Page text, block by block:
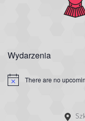
Wydarzenia
There are no